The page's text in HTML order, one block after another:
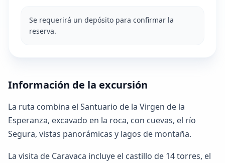
Se requerirá un depósito para confirmar la
reserva.
Información de la excursión
La ruta combina el Santuario de la Virgen de la
Esperanza, excavado en la roca, con cuevas, el río
Segura, vistas panorámicas y lagos de montaña.
La visita de Caravaca incluye el castillo de 14 torres, el